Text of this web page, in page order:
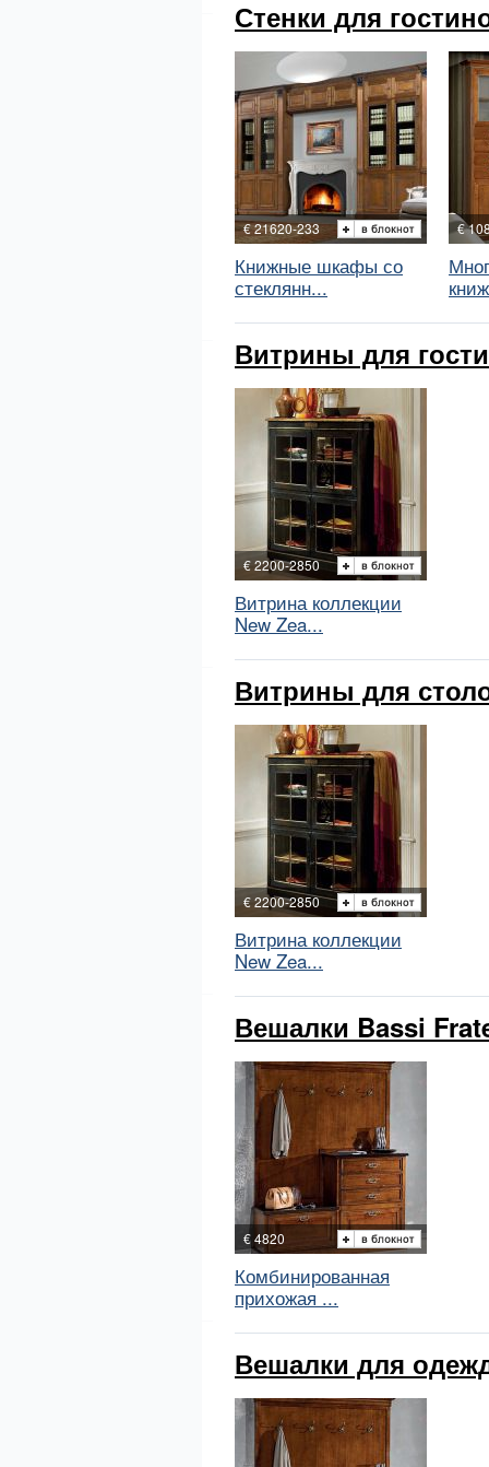
Стенки для
€ 21620-233
Книжные шкафы со
стеклянн...
€
Витрины для
€ 2200-2850
Витрина коллекции
New Zea...
Витрины для
€ 2200-2850
Витрина коллекции
New Zea...
Вешалки Bassi
€ 4820
Комбинированная
прихожая ...
Вешалки для